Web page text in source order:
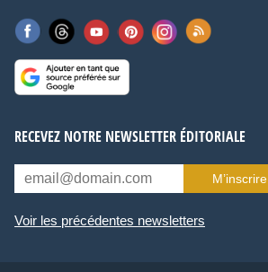
RECEVEZ NOTRE NEWSLETTER ÉDITORIALE
M’inscrire
Voir les précédentes newsletters